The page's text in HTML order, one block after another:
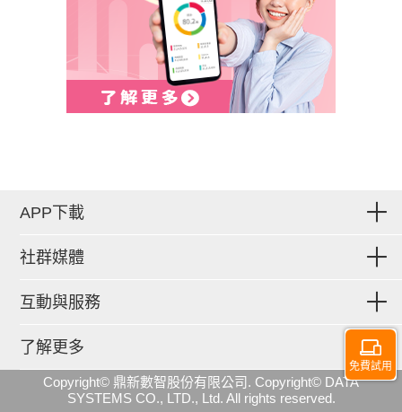
免費試用
APP下載
社群媒體
互動與服務
了解更多
Copyright© 鼎新數智股份有限公司. Copyright© DATA
SYSTEMS CO., LTD., Ltd. All rights reserved.